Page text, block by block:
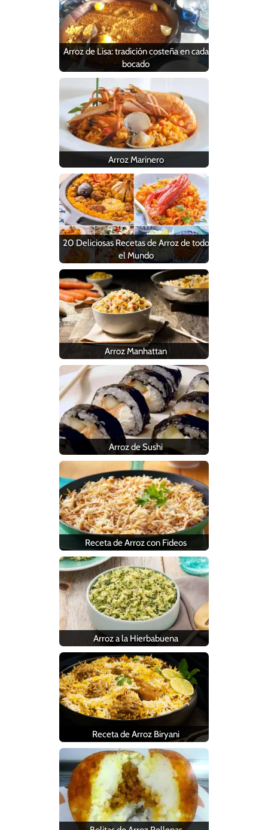
Arroz de Lisa: tradición costeña en cada
bocado
Arroz Marinero
20 Deliciosas Recetas de Arroz de todo
el Mundo
Arroz Manhattan
Arroz de Sushi
Receta de Arroz con Fideos
Arroz a la Hierbabuena
Receta de Arroz Biryani